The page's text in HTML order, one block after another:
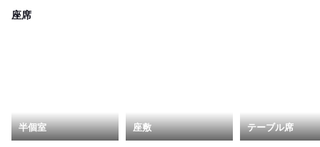
座席
半個室 座敷 テーブル席